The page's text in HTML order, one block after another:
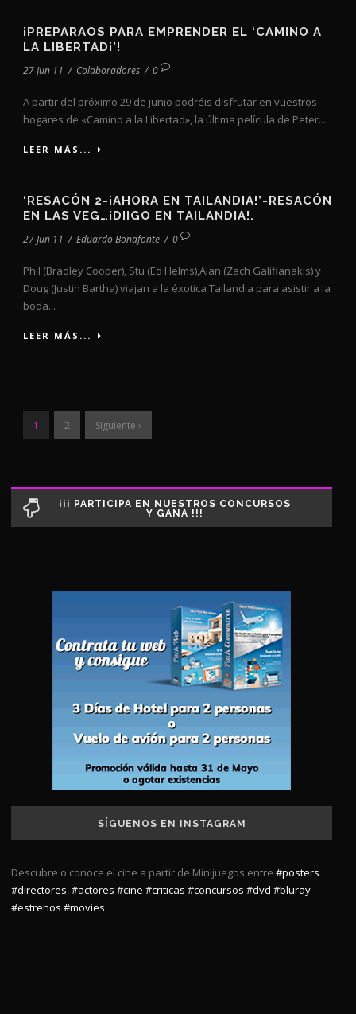
¡PREPARAOS PARA EMPRENDER EL ‘CAMINO A
LA LIBERTAD¡’!
27 Jun 11 / Colaboradores / 0
A partir del próximo 29 de junio podréis disfrutar en vuestros
hogares de «Camino a la Libertad», la última película de Peter...
LEER MÁS...
‘RESACÓN 2-¡AHORA EN TAILANDIA!’-RESACÓN
EN LAS VEG…¡DIIGO EN TAILANDIA!.
27 Jun 11 / Eduardo Bonafonte / 0
Phil (Bradley Cooper), Stu (Ed Helms),Alan (Zach Galifianakis) y
Doug (Justin Bartha) viajan a la éxotica Tailandia para asistir a la
boda...
LEER MÁS...
1 2 Siguiente ›
¡¡¡ PARTICIPA EN NUESTROS CONCURSOS
Y GANA !!!
SÍGUENOS EN INSTAGRAM
Descubre o conoce el cine a partir de Minijuegos entre #posters
#directores,#actores #cine #criticas #concursos #dvd #bluray
#estrenos #movies